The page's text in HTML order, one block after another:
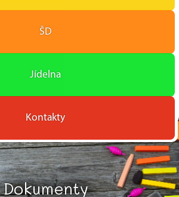
ŠD
Jídelna
Kontakty
Dokumenty